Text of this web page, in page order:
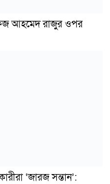
আহমেদ রাজুর ওপর
‘জারজ সন্তান’: